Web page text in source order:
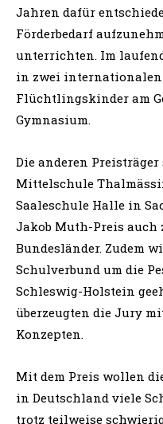
Jahren dafür
Förderbedarf
unterrichten. Im
in zwei
Flüchtlingskinder am
Gymnasium.
Die anderen
Mittelschule
Saaleschule Halle in
Jakob Muth-Preis auch
Bundesländer. Zudem
Schulverbund um die
Schleswig-Holstein
überzeugten die Jury
Konzepten.
Mit dem Preis wollen
in Deutschland viele
trotz teilweise